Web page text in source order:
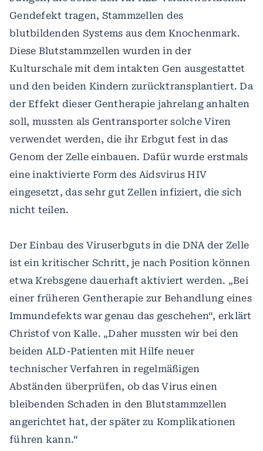
Gendefekt tragen, Stammzellen des
blutbildenden Systems aus dem Knochenmark.
Diese Blutstammzellen wurden in der
Kulturschale mit dem intakten Gen ausgestattet
und den beiden Kindern zurücktransplantiert. Da
der Effekt dieser Gentherapie jahrelang anhalten
soll, mussten als Gentransporter solche Viren
verwendet werden, die ihr Erbgut fest in das
Genom der Zelle einbauen. Dafür wurde erstmals
eine inaktivierte Form des Aidsvirus HIV
eingesetzt, das sehr gut Zellen infiziert, die sich
nicht teilen.
Der Einbau des Viruserbguts in die DNA der Zelle
ist ein kritischer Schritt, je nach Position können
etwa Krebsgene dauerhaft aktiviert werden. „Bei
einer früheren Gentherapie zur Behandlung eines
Immundefekts war genau das geschehen“, erklärt
Christof von Kalle. „Daher mussten wir bei den
beiden ALD-Patienten mit Hilfe neuer
technischer Verfahren in regelmäßigen
Abständen überprüfen, ob das Virus einen
bleibenden Schaden in den Blutstammzellen
angerichtet hat, der später zu Komplikationen
führen kann.“